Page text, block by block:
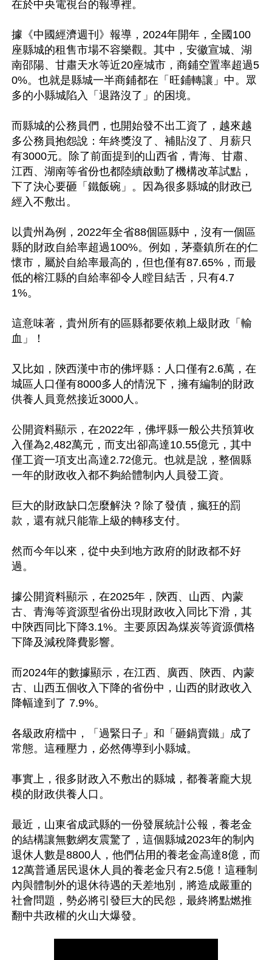
在於中央電視台的報導裡。
據《中國經濟週刊》報導，2024年開年，全國100
座縣城的租售市場不容樂觀。其中，安徽宣城、湖
南邵陽、甘肅天水等近20座城市，商鋪空置率超過5
0%。也就是縣城一半商鋪都在「旺鋪轉讓」中。眾
多的小縣城陷入「退路沒了」的困境。
而縣城的公務員們，也開始發不出工資了，越來越
多公務員抱怨說：年終獎沒了、補貼沒了、月薪只
有3000元。除了前面提到的山西省，青海、甘肅、
江西、湖南等省份也都陸續啟動了機構改革試點，
下了決心要砸「鐵飯碗」。因為很多縣城的財政已
經入不敷出。
以貴州為例，2022年全省88個區縣中，沒有一個區
縣的財政自給率超過100%。例如，茅臺鎮所在的仁
懷市，屬於自給率最高的，但也僅有87.65%，而最
低的榕江縣的自給率卻令人瞠目結舌，只有4.7
1%。
這意味著，貴州所有的區縣都要依賴上級財政「輸
血」！
又比如，陝西漢中市的佛坪縣：人口僅有2.6萬，在
城區人口僅有8000多人的情況下，擁有編制的財政
供養人員竟然接近3000人。
公開資料顯示，在2022年，佛坪縣一般公共預算收
入僅為2,482萬元，而支出卻高達10.55億元，其中
僅工資一項支出高達2.72億元。也就是說，整個縣
一年的財政收入都不夠給體制內人員發工資。
巨大的財政缺口怎麼解決？除了發債，瘋狂的罰
款，還有就只能靠上級的轉移支付。
然而今年以來，從中央到地方政府的財政都不好
過。
據公開資料顯示，在2025年，陝西、山西、內蒙
古、青海等資源型省份出現財政收入同比下滑，其
中陝西同比下降3.1%。主要原因為煤炭等資源價格
下降及減稅降費影響。
而2024年的數據顯示，在江西、廣西、陝西、內蒙
古、山西五個收入下降的省份中，山西的財政收入
降幅達到了 7.9%。
各級政府檔中，「過緊日子」和「砸鍋賣鐵」成了
常態。這種壓力，必然傳導到小縣城。
事實上，很多財政入不敷出的縣城，都養著龐大規
模的財政供養人口。
最近，山東省成武縣的一份發展統計公報，養老金
的結構讓無數網友震驚了，這個縣城2023年的制內
退休人數是8800人，他們佔用的養老金高達8億，而
12萬普通居民退休人員的養老金只有2.5億！這種制
內與體制外的退休待遇的天差地別，將造成嚴重的
社會問題，勢必將引發巨大的民怨，最終將點燃推